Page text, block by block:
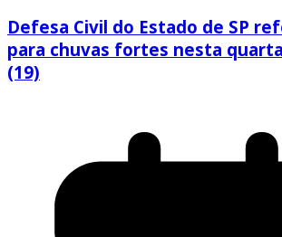
Defesa Civil do Estado de SP
para chuvas fortes nesta
(19)